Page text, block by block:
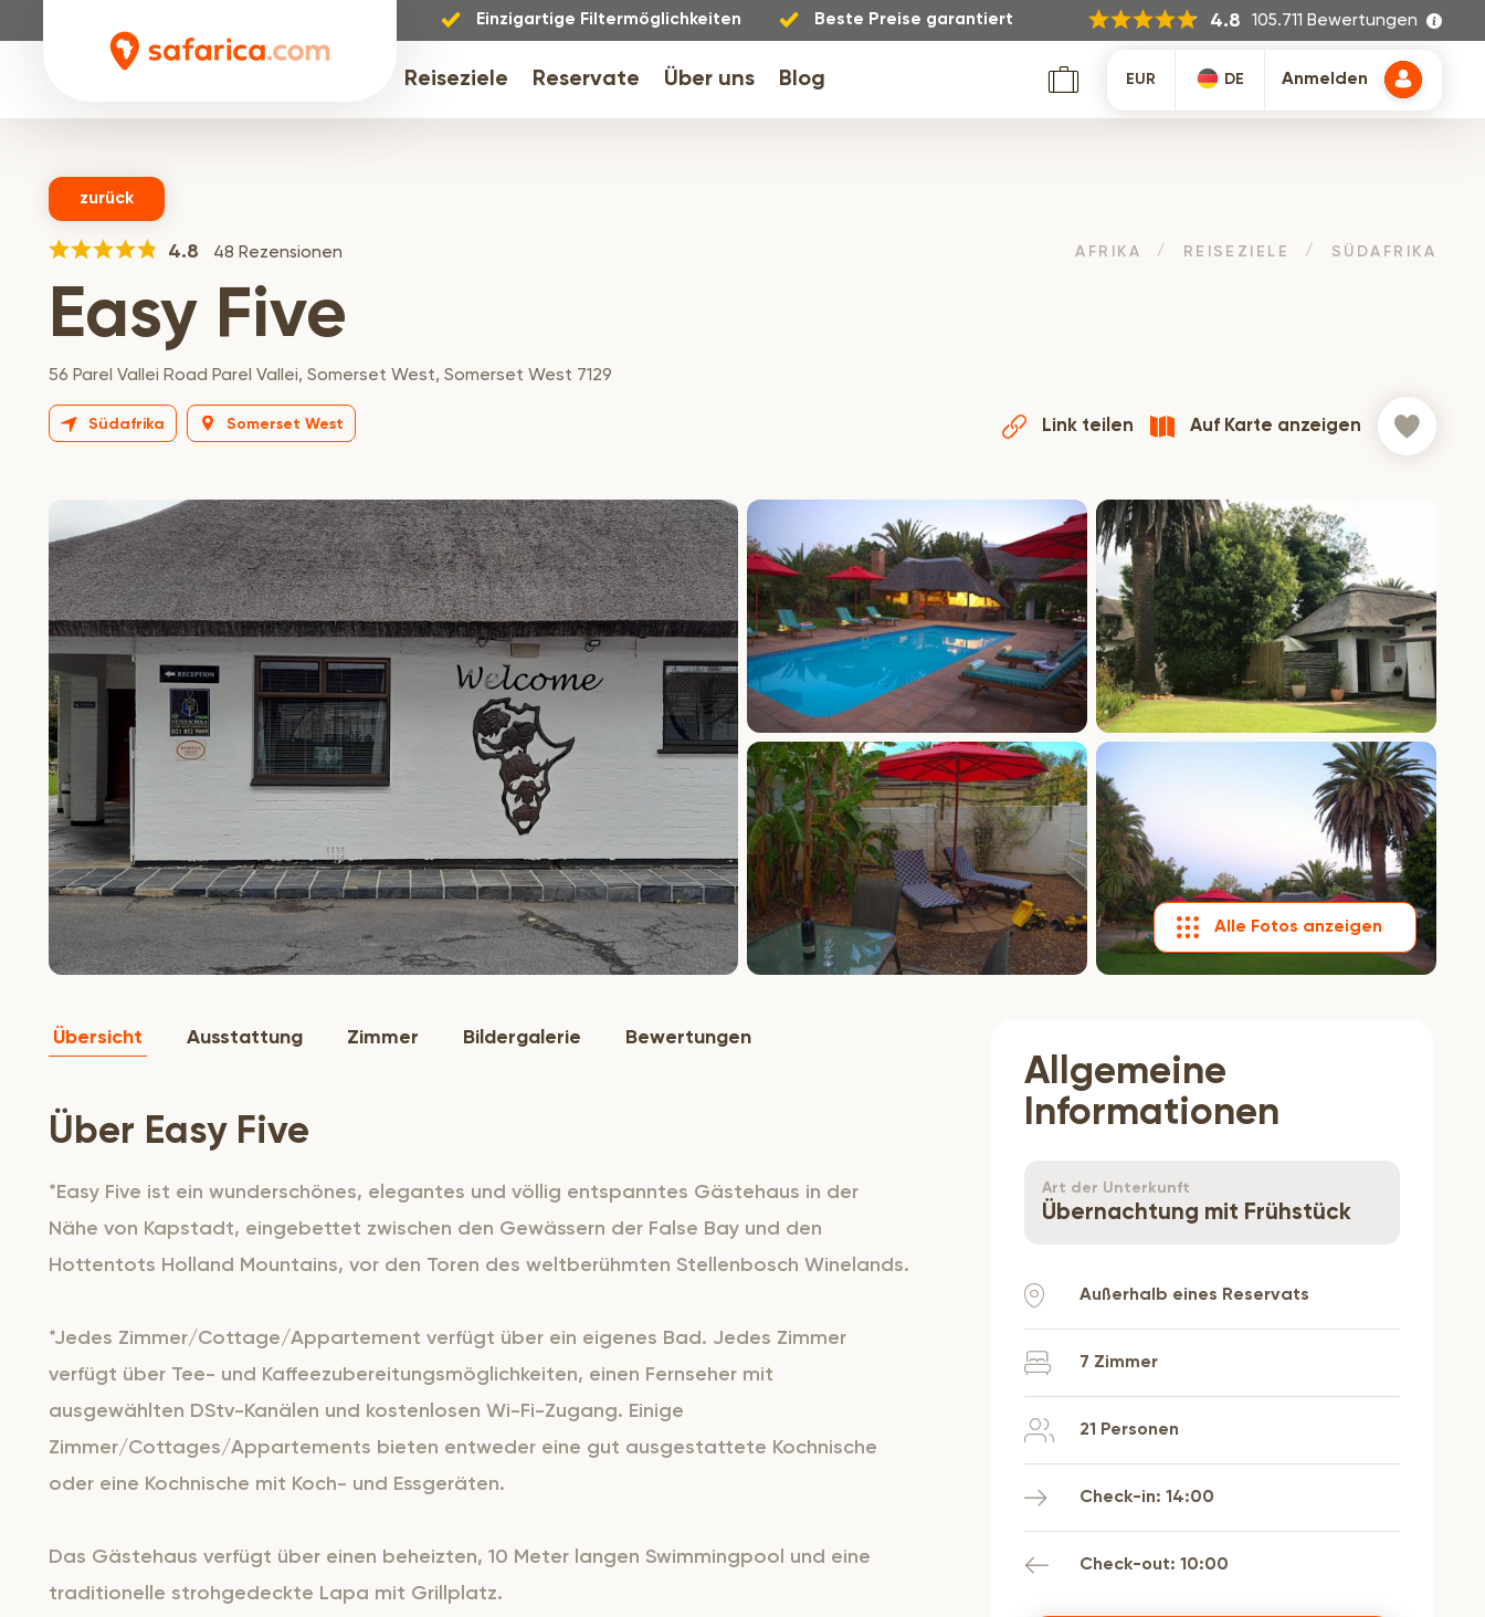
Einzigartige Filtermöglichkeiten Beste Preise garantiert 4.8 105.711 Bewertungen
Reiseziele Reservate Über uns Blog EUR DE Anmelden
zurück
4.8 48 Rezensionen AFRIKA REISEZIELE SÜDAFRIKA
Easy Five
56 Parel Vallei Road Parel Vallei, Somerset West, Somerset West 7129
Südafrika Somerset West Link teilen Auf Karte anzeigen
Alle Fotos anzeigen
Übersicht Ausstattung Zimmer Bildergalerie Bewertungen
Über Easy Five
*Easy Five ist ein wunderschönes, elegantes und völlig entspanntes Gästehaus in der
Nähe von Kapstadt, eingebettet zwischen den Gewässern der False Bay und den
Hottentots Holland Mountains, vor den Toren des weltberühmten Stellenbosch Winelands.
*Jedes Zimmer/Cottage/Appartement verfügt über ein eigenes Bad. Jedes Zimmer
verfügt über Tee- und Kaffeezubereitungsmöglichkeiten, einen Fernseher mit
ausgewählten DStv-Kanälen und kostenlosen Wi-Fi-Zugang. Einige
Zimmer/Cottages/Appartements bieten entweder eine gut ausgestattete Kochnische
oder eine Kochnische mit Koch- und Essgeräten.
Das Gästehaus verfügt über einen beheizten, 10 Meter langen Swimmingpool und eine
traditionelle strohgedeckte Lapa mit Grillplatz.
Allgemeine
Informationen
Art der Unterkunft
Übernachtung mit Frühstück
Außerhalb eines Reservats
7 Zimmer
21 Personen
Check-in: 14:00
Check-out: 10:00